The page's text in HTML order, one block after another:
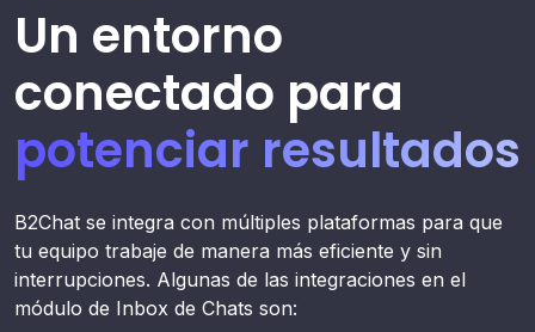
Un entorno
conectado para
potenciar resultados
B2Chat se integra con múltiples plataformas para que
tu equipo trabaje de manera más eficiente y sin
interrupciones. Algunas de las integraciones en el
módulo de Inbox de Chats son: